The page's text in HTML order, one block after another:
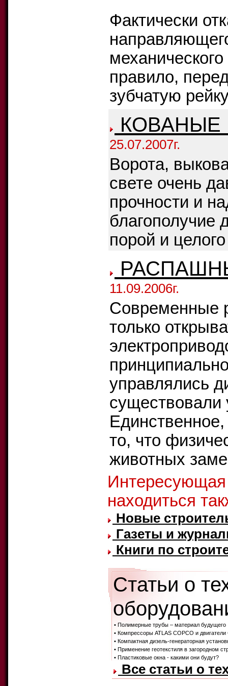
Фактически
правило,
зубчатую
КОВАНЫЕ
25.07.2007г.
Ворота,
свете очень
прочности и
благополучие
порой и
11.09.2006г.
Современные
только
управлялись
существовали
то, что
животных
находиться
Новые
Газеты и
Книги по
Статьи о
• Полимерные трубы – материал будущего
• Компрессоры ATLAS COPCO и
• Компактная дизель-генераторная
• Применение геотекстиля в загородном
• Пластиковые окна - какими они будут?
Все статьи о